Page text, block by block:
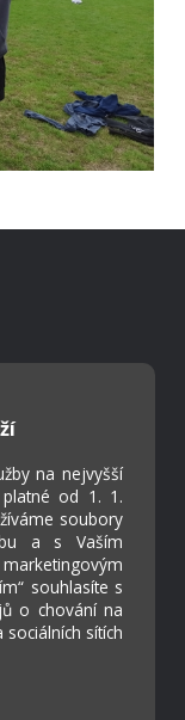
na nejvyšší
od 1. 1.
soubory
a s Vaším
souhlasíte s
o chování na
sítích